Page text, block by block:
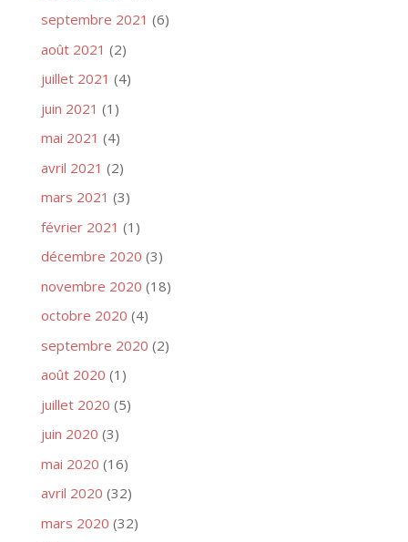
septembre 2021 (6)
août 2021 (2)
juillet 2021 (4)
juin 2021 (1)
mai 2021 (4)
avril 2021 (2)
mars 2021 (3)
février 2021 (1)
décembre 2020 (3)
novembre 2020 (18)
octobre 2020 (4)
septembre 2020 (2)
août 2020 (1)
juillet 2020 (5)
juin 2020 (3)
mai 2020 (16)
avril 2020 (32)
mars 2020 (32)